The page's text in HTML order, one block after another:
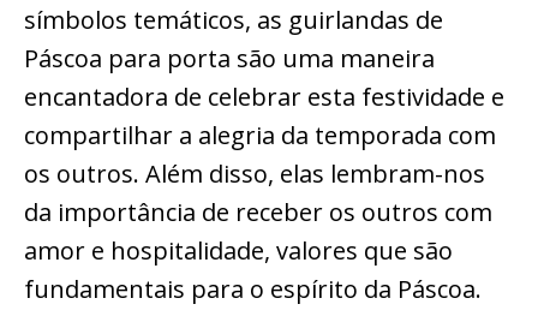
símbolos temáticos, as guirlandas de
Páscoa para porta são uma maneira
encantadora de celebrar esta festividade e
compartilhar a alegria da temporada com
os outros. Além disso, elas lembram-nos
da importância de receber os outros com
amor e hospitalidade, valores que são
fundamentais para o espírito da Páscoa.